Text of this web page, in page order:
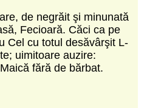
de negrăit şi minunată
Fecioară. Căci ca pe
Cel cu totul desăvârşit L-
uimitoare auzire:
fără de bărbat.